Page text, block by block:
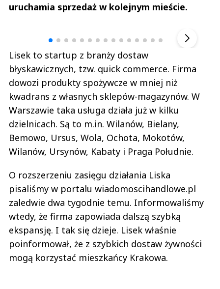
uruchamia sprzedaż w kolejnym mieście.
Lisek to startup z branży dostaw
błyskawicznych, tzw. quick commerce. Firma
dowozi produkty spożywcze w mniej niż
kwadrans z własnych sklepów-magazynów. W
Warszawie taka usługa działa już w kilku
dzielnicach. Są to m.in. Wilanów, Bielany,
Bemowo, Ursus, Wola, Ochota, Mokotów,
Wilanów, Ursynów, Kabaty i Praga Południe.
O rozszerzeniu zasięgu działania Liska
pisaliśmy w portalu wiadomoscihandlowe.pl
zaledwie dwa tygodnie temu. Informowaliśmy
wtedy, że firma zapowiada dalszą szybką
ekspansję. I tak się dzieje. Lisek właśnie
poinformował, że z szybkich dostaw żywności
mogą korzystać mieszkańcy Krakowa.